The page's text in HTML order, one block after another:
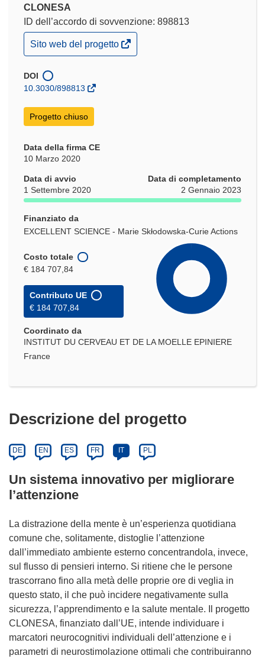
CLONESA
ID dell’accordo di sovvenzione: 898813
(si
apre
una
nuova
Sito web del progetto
DOI
10.3030/898813
Progetto chiuso
Data della firma CE
10 Marzo 2020
Data di avvio
1 Settembre 2020
Data di completamento
2 Gennaio 2023
Finanziato da
EXCELLENT SCIENCE - Marie Skłodowska-Curie Actions
Costo totale
€ 184 707,84
Contributo UE
€ 184 707,84
Coordinato da
INSTITUT DU CERVEAU ET DE LA MOELLE EPINIERE
France
Descrizione del progetto
DE EN ES FR IT PL
Un sistema innovativo per migliorare
l’attenzione
La distrazione della mente è un’esperienza quotidiana
comune che, solitamente, distoglie l’attenzione
dall’immediato ambiente esterno concentrandola, invece,
sul flusso di pensieri interno. Si ritiene che le persone
trascorrano fino alla metà delle proprie ore di veglia in
questo stato, il che può incidere negativamente sulla
sicurezza, l’apprendimento e la salute mentale. Il progetto
CLONESA, finanziato dall’UE, intende individuare i
marcatori neurocognitivi individuali dell’attenzione e i
parametri di neurostimolazione ottimali che contribuiranno